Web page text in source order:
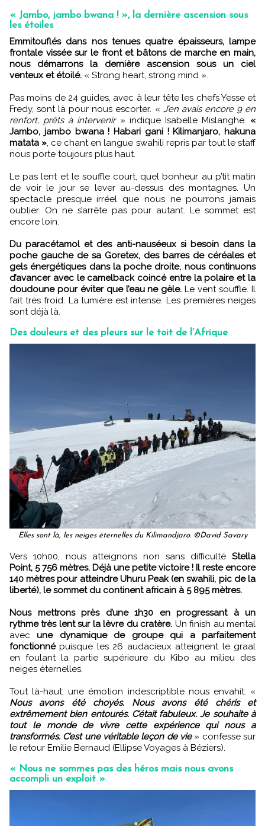
« Jambo, jambo bwana ! », la dernière ascension sous
les étoiles
Emmitouflés dans nos tenues quatre épaisseurs, lampe
frontale vissée sur le front et bâtons de marche en main,
nous démarrons la dernière ascension sous un ciel
venteux et étoilé. « Strong heart, strong mind ».
Pas moins de 24 guides, avec à leur tête les chefs Yesse et
Fredy, sont là pour nous escorter. « J’en avais encore 9 en
renfort, prêts à intervenir» indique Isabelle Mislanghe. «
Jambo, jambo bwana ! Habari gani ! Kilimanjaro, hakuna
matata », ce chant en langue swahili repris par tout le staff
nous porte toujours plus haut.
Le pas lent et le souffle court, quel bonheur au p’tit matin
de voir le jour se lever au-dessus des montagnes. Un
spectacle presque irréel que nous ne pourrons jamais
oublier. On ne s’arrête pas pour autant. Le sommet est
encore loin.
Du paracétamol et des anti-nauséeux si besoin dans la
poche gauche de sa Goretex, des barres de céréales et
gels énergétiques dans la poche droite, nous continuons
d’avancer avec le camelback coincé entre la polaire et la
doudoune pour éviter que l’eau ne gèle. Le vent souffle. Il
fait très froid. La lumière est intense. Les premières neiges
sont déjà là.
Des douleurs et des pleurs sur le toit de l’Afrique
Elles sont là, les neiges éternelles du Kilimandjaro. ©David Savary
Vers 10h00, nous atteignons non sans difficulté Stella
Point, 5 756 mètres. Déjà une petite victoire ! Il reste encore
140 mètres pour atteindre Uhuru Peak (en swahili, pic de la
liberté), le sommet du continent africain à 5 895 mètres.
Nous mettrons près d’une 1h30 en progressant à un
rythme très lent sur la lèvre du cratère. Un finish au mental
avecune dynamique de groupe qui a parfaitement
fonctionnépuisque les 26 audacieux atteignent le graal
en foulant la partie supérieure du Kibo au milieu des
neiges éternelles.
Tout là-haut, une émotion indescriptible nous envahit. «
Nous avons été choyés. Nous avons été chéris et
extrêmement bien entourés. C’était fabuleux. Je souhaite à
tout le monde de vivre cette expérience qui nous a
transformés. C’est une véritable leçon de vie» confesse sur
le retour Emilie Bernaud (Ellipse Voyages à Béziers).
« Nous ne sommes pas des héros mais nous avons
accompli un exploit »